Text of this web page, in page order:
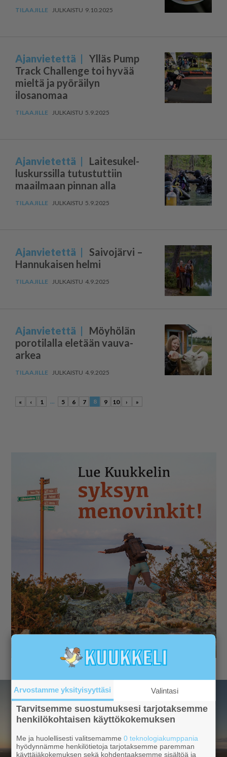
9.10.2025
Ajanvietettä
Ylläs Pump
Track Challenge toi hyvää
mieltä ja pyöräilyn
ilosanomaa
5.9.2025
Ajanvietettä
Laitesu­kel­
lus­kurssilla tutustuttiin
maailmaan pinnan alla
5.9.2025
Ajanvietettä
Saivojärvi –
Hannukaisen helmi
4.9.2025
Ajanvietettä
Möyhölän
porotilalla eletään vauva-
arkea
4.9.2025
« ‹ 1 ... 5 6 7 8 9 10 › »
Arvostamme yksityisyyttäsi Valintasi
Tarvitsemme suostumuksesi tarjotaksemme
henkilökohtaisen käyttökokemuksen
Me ja huolellisesti valitsemamme0 teknologiakumppania
hyödynnämme henkilötietoja tarjotaksemme paremman
käyttäjäkokemuksen sekä kohdentaaksemme sisältöä ja